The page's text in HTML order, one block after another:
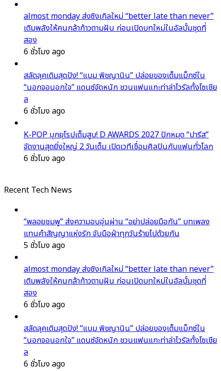
almost monday ส่งซิงเกิลใหม่ “better late than never”
เติมพลังให้คนกล้าก้าวตามฝัน ก่อนเปิดบทใหม่ในอัลบั้มชุดที่
สอง
6 ชั่วโมง ago
สลัดลุคเดิมสุดปัง! “แบม พิชญานิน” ปล่อยของเต็มแม็กซ์ใน
“นอกจอนอกใจ” แดนซ์จัดหนัก ชวนแฟนแกะท่าล่าไวรัลทั้งโซเชีย
ล
6 ชั่วโมง ago
K-POP บุกยุโรปเต็มสูบ! D AWARDS 2027 ปักหมุด “ปารีส”
จัดงานสุดยิ่งใหญ่ 2 วันเต็ม เปิดเวทีเชื่อมศิลปินกับแฟนทั่วโลก
6 ชั่วโมง ago
Recent Tech News
“พลอยชมพู” ส่งความอบอุ่นผ่าน “อย่าปล่อยมือกัน” บทเพลง
แทนคำสัญญาแห่งรัก จับมือฝ่าทุกวันร้ายไปด้วยกัน
5 ชั่วโมง ago
almost monday ส่งซิงเกิลใหม่ “better late than never”
เติมพลังให้คนกล้าก้าวตามฝัน ก่อนเปิดบทใหม่ในอัลบั้มชุดที่
สอง
6 ชั่วโมง ago
สลัดลุคเดิมสุดปัง! “แบม พิชญานิน” ปล่อยของเต็มแม็กซ์ใน
“นอกจอนอกใจ” แดนซ์จัดหนัก ชวนแฟนแกะท่าล่าไวรัลทั้งโซเชีย
ล
6 ชั่วโมง ago